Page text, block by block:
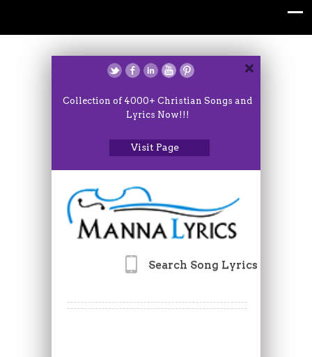
Collection of 4000+ Christian Songs and
Lyrics Now!!!
Visit Page
Search Song Lyrics